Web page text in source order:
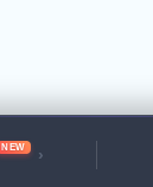
NEW ›